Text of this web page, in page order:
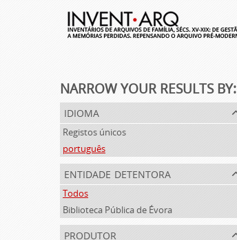
NARROW YOUR RESULTS BY:
idioma
Registos únicos
português
entidade detentora
Todos
Biblioteca Pública de Évora
produtor